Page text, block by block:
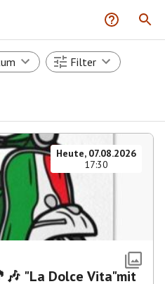
Filter
Heute, 07.08.2026
17:30